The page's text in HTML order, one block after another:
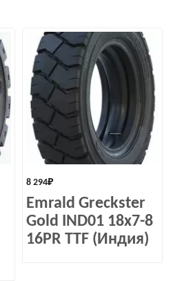
8 294₽
Emrald Greckster
Gold IND01 18x7-8
16PR TTF (Индия)